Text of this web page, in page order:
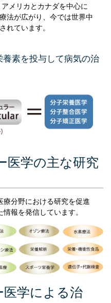
メリカとカナダを中心に
法が広がり、今では世界中
れています。
素を投与して病気の治
医学の主な研究
療分野における研究を促進
報を発信しています。
学による治